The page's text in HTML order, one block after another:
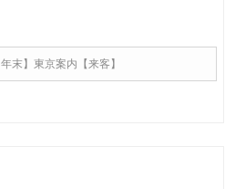
末】東京案内【来客】